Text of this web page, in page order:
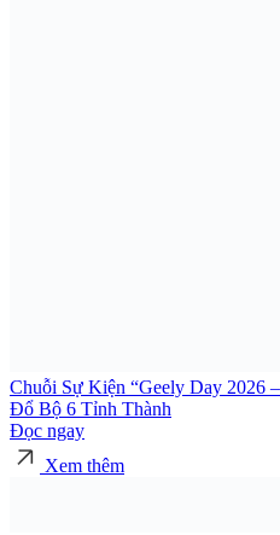
Chuỗi Sự Kiện “Geely Day 2026
Đổ Bộ 6 Tỉnh Thành
Đọc ngay
Xem thêm